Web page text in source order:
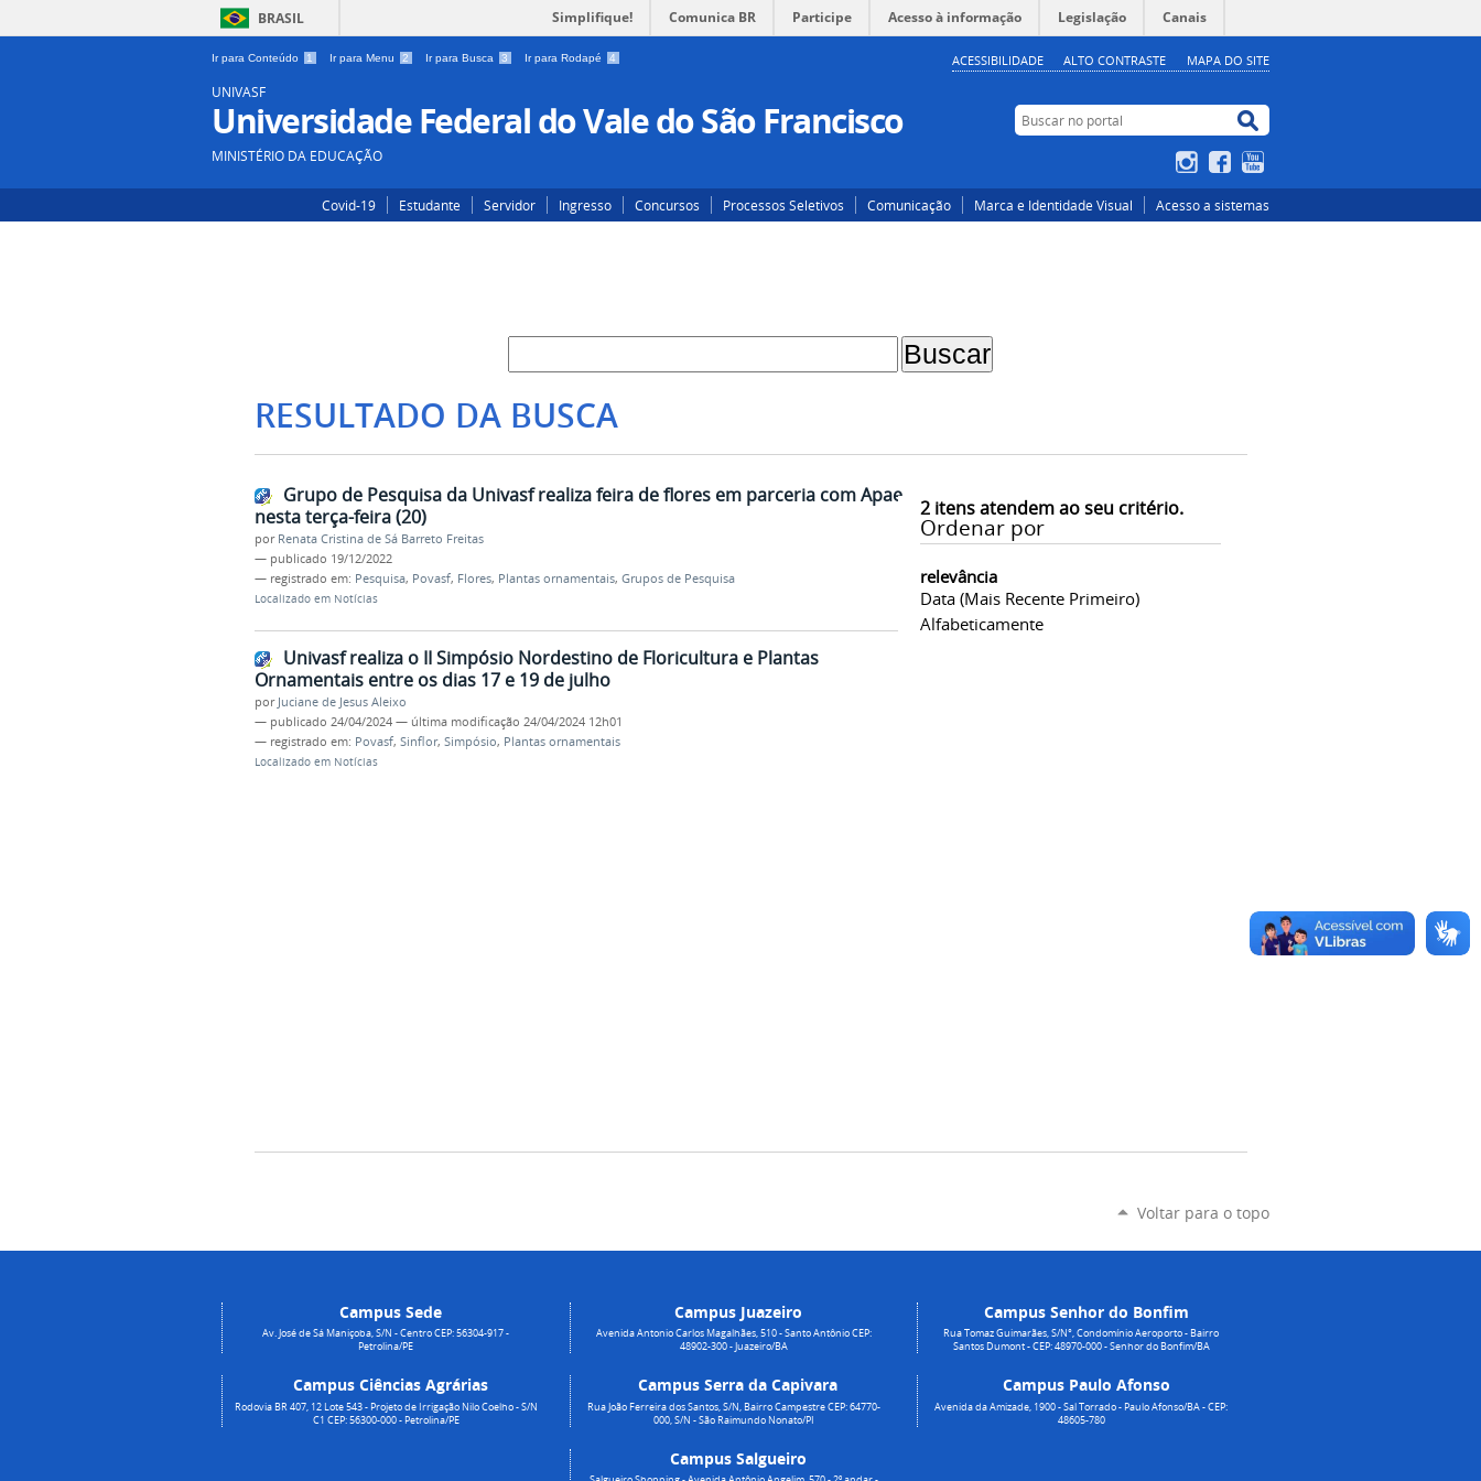
BRASIL Simplifique! Comunica BR Participe Acesso à informação Legislação Canais
Ir para Conteúdo 1 Ir para Menu 2 Ir para Busca 3 Ir para Rodapé 4 ACESSIBILIDADE ALTO CONTRASTE MAPA DO SITE
UNIVASF
Universidade Federal do Vale do São Francisco
MINISTÉRIO DA EDUCAÇÃO
Buscar no portal
Buscar no portal
InstagramFacebook
Covid-19 Estudante Servidor Ingresso Concursos Processos Seletivos Comunicação Marca e Identidade Visual Acesso a sistemas
RESULTADO DA BUSCA
2itens atendem ao seu critério.
Ordenar por
relevância
Data (mais Recente Primeiro)
Alfabeticamente
Grupo de Pesquisa da Univasf realiza feira de flores em parceria com Apae
nesta terça-feira (20)
por Renata Cristina de Sá Barreto Freitas
— publicado 19/12/2022
— registrado em: Pesquisa, Povasf, Flores, Plantas ornamentais, Grupos de Pesquisa
Localizado em Notícias
Univasf realiza o II Simpósio Nordestino de Floricultura e Plantas
Ornamentais entre os dias 17 e 19 de julho
por Juciane de Jesus Aleixo
— publicado 24/04/2024 — última modificação 24/04/2024 12h01
— registrado em: Povasf, Sinflor, Simpósio, Plantas ornamentais
Localizado em Notícias
Voltar para o topo
Campus Sede
Av. José de Sá Maniçoba, S/N - Centro CEP: 56304-917 -
Petrolina/PE
Campus Ciências Agrárias
Rodovia BR 407, 12 Lote 543 - Projeto de Irrigação Nilo Coelho - S/N
C1 CEP: 56300-000 - Petrolina/PE
Campus Juazeiro
Avenida Antonio Carlos Magalhães, 510 - Santo Antônio CEP:
48902-300 - Juazeiro/BA
Campus Serra da Capivara
Rua João Ferreira dos Santos, S/N, Bairro Campestre CEP: 64770-
000, S/N - São Raimundo Nonato/PI
Campus Salgueiro
Campus Senhor do Bonfim
Rua Tomaz Guimarães, S/N°, Condomínio Aeroporto - Bairro
Santos Dumont - CEP: 48970-000 - Senhor do Bonfim/BA
Campus Paulo Afonso
Avenida da Amizade, 1900 - Sal Torrado - Paulo Afonso/BA - CEP:
48605-780